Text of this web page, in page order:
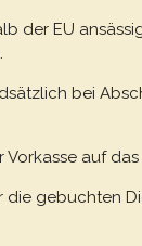
der EU
bei
auf
gebuchten